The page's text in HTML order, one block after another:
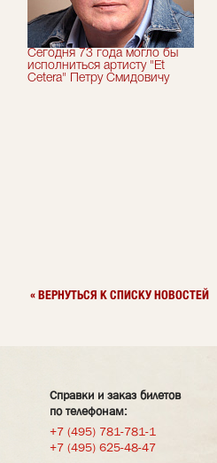
Сегодня 73 года могло бы
исполниться артисту "Et
Cetera" Петру Смидовичу
« ВЕРНУТЬСЯ К СПИСКУ НОВОСТЕЙ
Справки и заказ билетов
по телефонам:
+7 (495) 781-781-1
+7 (495) 625-48-47